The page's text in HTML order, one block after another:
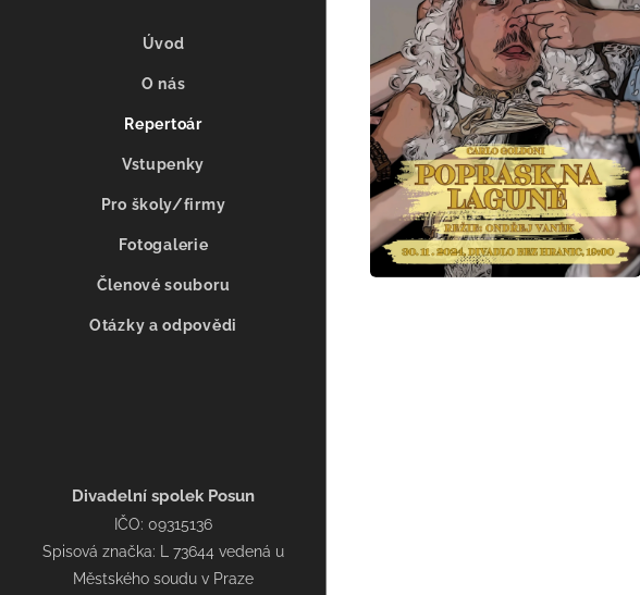
Úvod
O nás
Repertoár
Vstupenky
Pro školy/firmy
Fotogalerie
Členové souboru
Otázky a odpovědi
Divadelní spolek Posun
IČO: 09315136
Spisová značka: L 73644 vedená u
Městského soudu v Praze